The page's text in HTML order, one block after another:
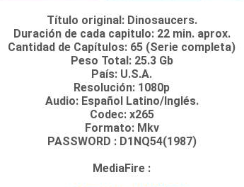
Título original: Dinosaucers.
Duración de cada capitulo: 22 min. aprox.
Cantidad de Capítulos: 65 (Serie completa)
Peso Total: 25.3 Gb
País: U.S.A.
Resolución: 1080p
Audio: Español Latino/Inglés.
Codec: x265
Formato: Mkv
PASSWORD : D1NQ54(1987)
MediaFire :